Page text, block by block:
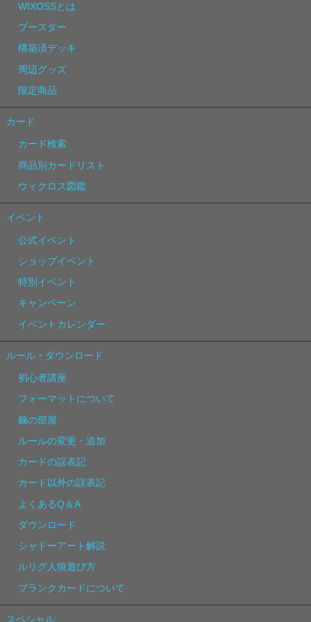
WIXOSSとは
ブースター
構築済デッキ
周辺グッズ
限定商品
カード
カード検索
商品別カードリスト
ウィクロス図鑑
イベント
公式イベント
ショップイベント
特別イベント
キャンペーン
イベントカレンダー
ルール・ダウンロード
初心者講座
フォーマットについて
繭の部屋
ルールの変更・追加
カードの誤表記
カード以外の誤表記
よくあるQ＆A
ダウンロード
シャドーアート解説
ルリグ人狼遊び方
ブランクカードについて
スペシャル